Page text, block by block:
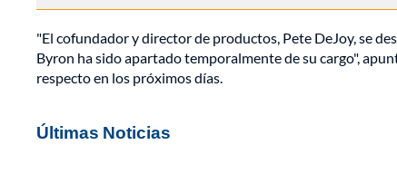
"El cofundador y director de productos, Pete DeJoy, se
Byron ha sido apartado temporalmente de su cargo",
respecto en los próximos días.
Últimas Noticias